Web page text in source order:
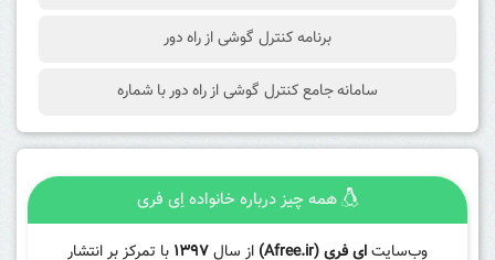
برنامه کنترل گوشی از راه دور
سامانه جامع کنترل گوشی از راه دور با شماره
همه چیز درباره خانواده اِی فری
وب‌سایتای فری (Afree.ir) از سال۱۳۹۷ با تمرکز بر انتشار